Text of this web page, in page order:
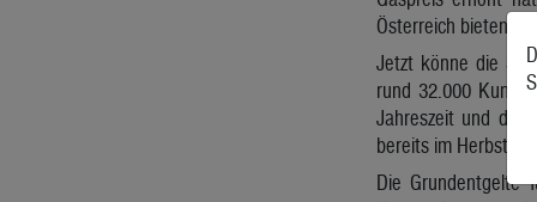
Österreich bieten
Jetzt könne die
rund 32.000
Jahreszeit und der
bereits im Herbst
Die Grundentgelte